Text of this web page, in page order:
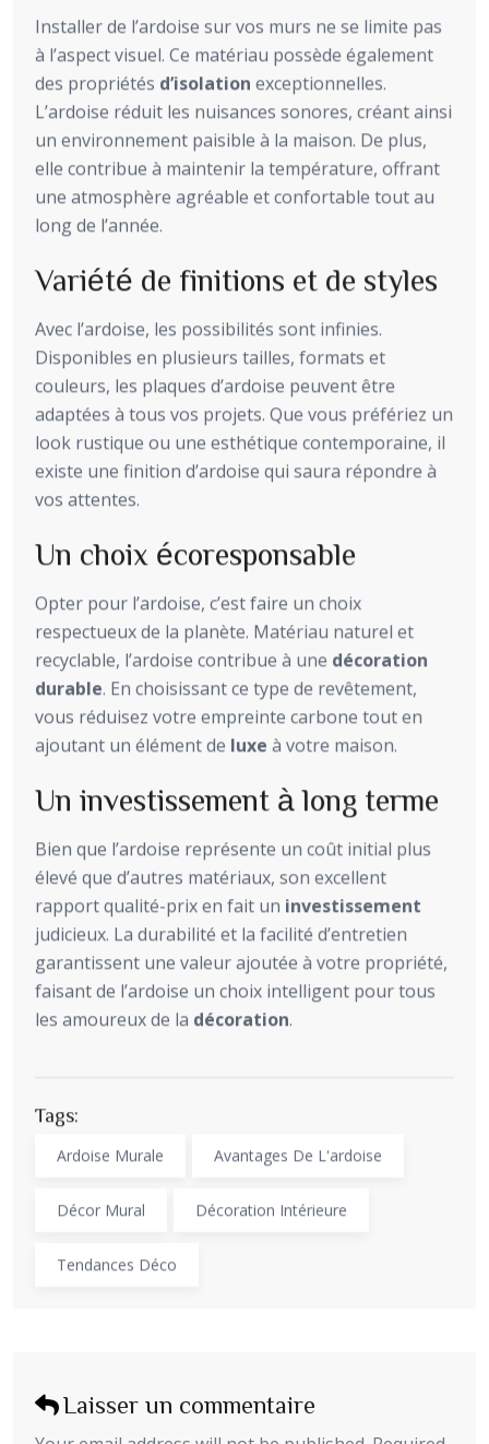
Installer de l’ardoise sur vos murs ne se limite pas
à l’aspect visuel. Ce matériau possède également
des propriétés d’isolation exceptionnelles.
L’ardoise réduit les nuisances sonores, créant ainsi
un environnement paisible à la maison. De plus,
elle contribue à maintenir la température, offrant
une atmosphère agréable et confortable tout au
long de l’année.
Variété de finitions et de styles
Avec l’ardoise, les possibilités sont infinies.
Disponibles en plusieurs tailles, formats et
couleurs, les plaques d’ardoise peuvent être
adaptées à tous vos projets. Que vous préfériez un
look rustique ou une esthétique contemporaine, il
existe une finition d’ardoise qui saura répondre à
vos attentes.
Un choix écoresponsable
Opter pour l’ardoise, c’est faire un choix
respectueux de la planète. Matériau naturel et
recyclable, l’ardoise contribue à une décoration
durable. En choisissant ce type de revêtement,
vous réduisez votre empreinte carbone tout en
ajoutant un élément de luxe à votre maison.
Un investissement à long terme
Bien que l’ardoise représente un coût initial plus
élevé que d’autres matériaux, son excellent
rapport qualité-prix en fait un investissement
judicieux. La durabilité et la facilité d’entretien
garantissent une valeur ajoutée à votre propriété,
faisant de l’ardoise un choix intelligent pour tous
les amoureux de la décoration.
Tags:
Ardoise Murale Avantages De L'ardoise
Décor Mural Décoration Intérieure
Tendances Déco
Laisser un commentaire